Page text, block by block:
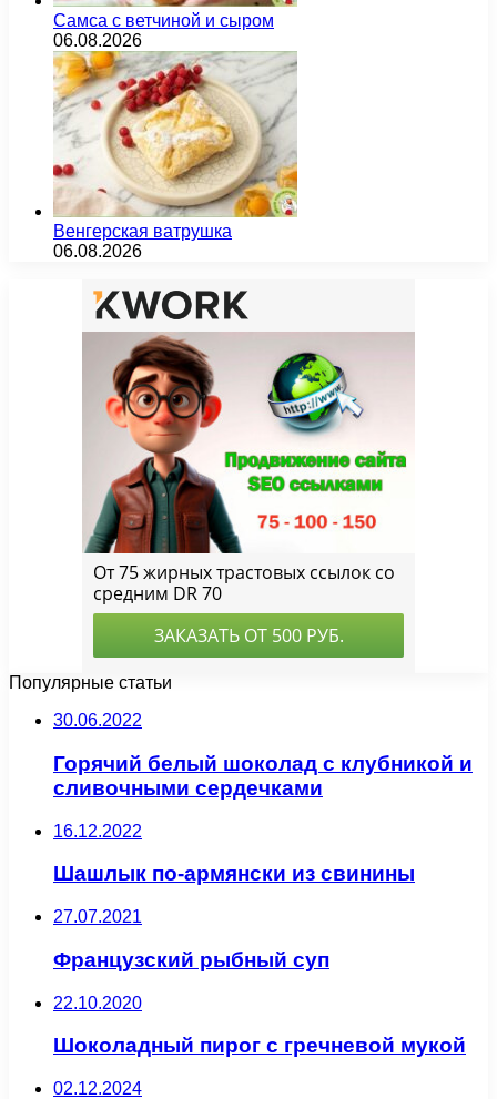
Самса с ветчиной и сыром
06.08.2026
Венгерская ватрушка
06.08.2026
Популярные статьи
30.06.2022
Горячий белый шоколад с клубникой и
сливочными сердечками
16.12.2022
Шашлык по-армянски из свинины
27.07.2021
Французский рыбный суп
22.10.2020
Шоколадный пирог с гречневой мукой
02.12.2024